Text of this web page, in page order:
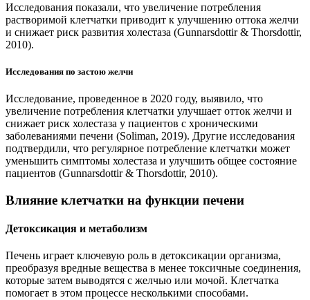
Исследования показали, что увеличение потребления
растворимой клетчатки приводит к улучшению оттока желчи
и снижает риск развития холестаза (Gunnarsdottir & Thorsdottir,
2010).
Исследования по застою желчи
Исследование, проведенное в 2020 году, выявило, что
увеличение потребления клетчатки улучшает отток желчи и
снижает риск холестаза у пациентов с хроническими
заболеваниями печени (Soliman, 2019). Другие исследования
подтвердили, что регулярное потребление клетчатки может
уменьшить симптомы холестаза и улучшить общее состояние
пациентов (Gunnarsdottir & Thorsdottir, 2010).
Влияние клетчатки на функции печени
Детоксикация и метаболизм
Печень играет ключевую роль в детоксикации организма,
преобразуя вредные вещества в менее токсичные соединения,
которые затем выводятся с желчью или мочой. Клетчатка
помогает в этом процессе несколькими способами.